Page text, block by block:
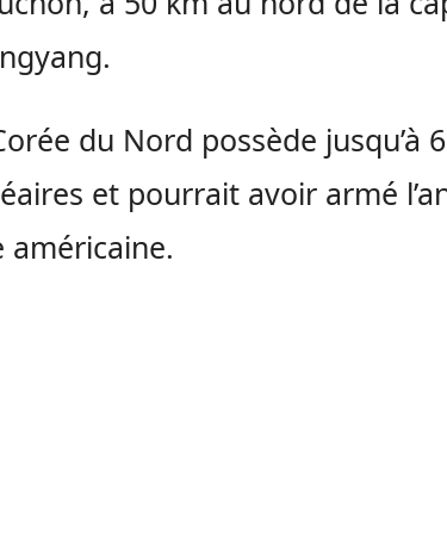
du Nord possède jusqu’à
et pourrait avoir armé
américaine.